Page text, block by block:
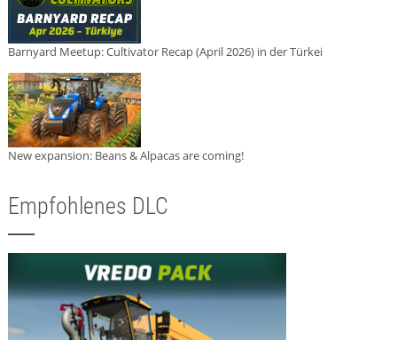
Barnyard Meetup: Cultivator Recap (April 2026) in der Türkei
New expansion: Beans & Alpacas are coming!
Empfohlenes DLC